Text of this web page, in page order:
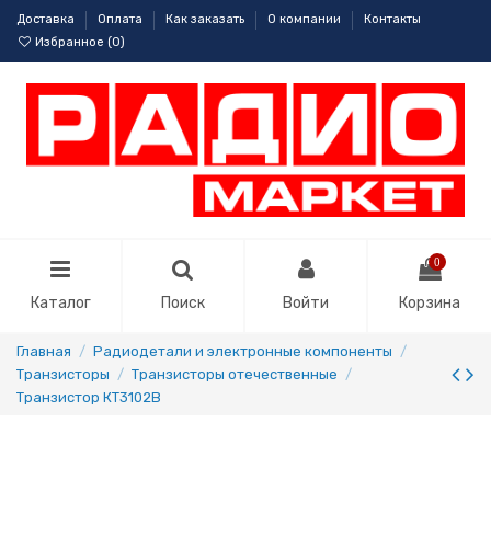
Доставка Оплата Как заказать О компании
Контакты
Избранное (0)
Каталог Поиск Войти
0
Корзина
Главная
Радиодетали и электронные компоненты
Транзисторы
Транзисторы отечественные
Транзистор КТ3102В